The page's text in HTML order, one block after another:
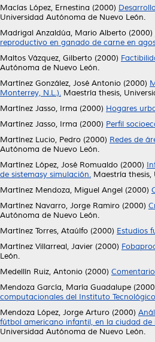
Macías López, Ernestina (2000)
Universidad Autónoma de Nuevo León.
Madrigal Anzaldúa, Mario Alberto (2000)
reproductivo en ganado de carne en
Maltos Vázquez, Gilberto (2000)
Autónoma de Nuevo León.
Martínez González, José Antonio (2000)
Monterrey, N.L.). Maestría thesis,
Martínez Jasso, Irma (2000) Hogares
Martínez Jasso, Irma (2000) Perfil
Martínez Lucio, Pedro (2000) Redes de
Autónoma de Nuevo León.
Martínez López, José Romualdo (2000)
de sistemasy simulación. Maestría thesis,
Martínez Mendoza, Miguel Angel (2000)
Martínez Navarro, Jorge Ramiro (2000)
Autónoma de Nuevo León.
Martínez Torres, Ataúlfo (2000) Estudios
Martínez Villarreal, Javier (2000)
León.
Medellín Ruiz, Antonio (2000)
Mendoza García, María Guadalupe
computacionales del Instituto
Mendoza López, Jorge Arturo (2000)
fútbol americano infantil, en la ciudad
Universidad Autónoma de Nuevo León.